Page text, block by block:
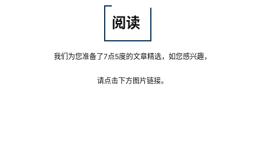
阅读
我们为您准备了7点5度的文章精选，如您感兴趣，
请点击下方图片链接。